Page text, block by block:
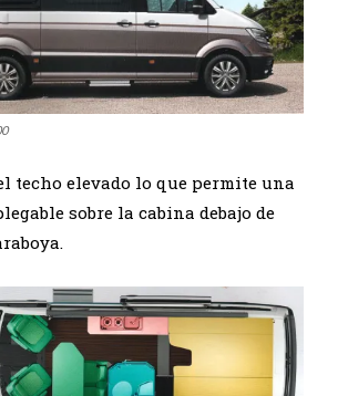
techo elevado lo que permite una
sobre la cabina debajo de